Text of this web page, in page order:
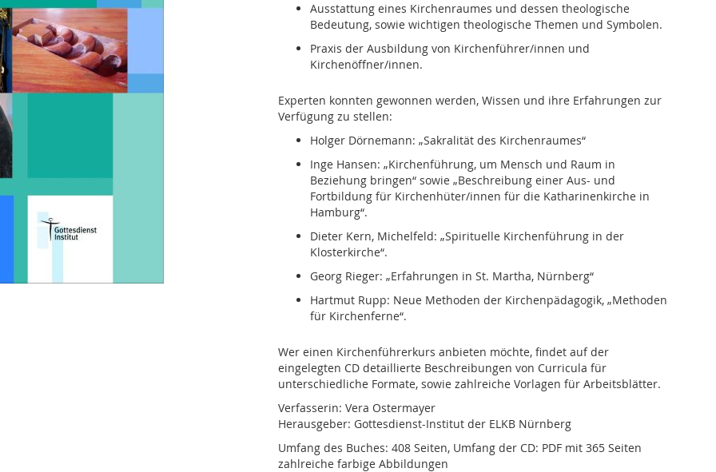
Ausstattung eines Kirchenraumes und dessen theologische
Bedeutung, sowie wichtigen theologische Themen und Symbolen.
Praxis der Ausbildung von Kirchenführer/innen und
Kirchenöffner/innen.
Experten konnten gewonnen werden, Wissen und ihre Erfahrungen zur
Verfügung zu stellen:
Holger Dörnemann: „Sakralität des Kirchenraumes“
Inge Hansen: „Kirchenführung, um Mensch und Raum in
Beziehung bringen“ sowie „Beschreibung einer Aus- und
Fortbildung für Kirchenhüter/innen für die Katharinenkirche in
Hamburg“.
Dieter Kern, Michelfeld: „Spirituelle Kirchenführung in der
Klosterkirche“.
Georg Rieger: „Erfahrungen in St. Martha, Nürnberg“
Hartmut Rupp: Neue Methoden der Kirchenpädagogik, „Methoden
für Kirchenferne“.
Wer einen Kirchenführerkurs anbieten möchte, findet auf der
eingelegten CD detaillierte Beschreibungen von Curricula für
unterschiedliche Formate, sowie zahlreiche Vorlagen für Arbeitsblätter.
Verfasserin: Vera Ostermayer
Herausgeber: Gottesdienst-Institut der ELKB Nürnberg
Umfang des Buches: 408 Seiten, Umfang der CD: PDF mit 365 Seiten
zahlreiche farbige Abbildungen